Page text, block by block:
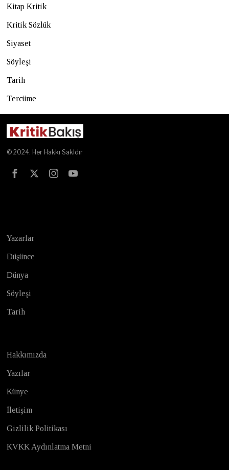
Kitap Kritik
Kritik Sözlük
Siyaset
Söyleşi
Tarih
Tercüme
© 2024. Her Hakkı Sakldır
Yazarlar
Düşünce
Dünya
Söyleşi
Tarih
Hakkımızda
Yazılar
Künye
İletişim
Gizlilik Politikası
KVKK Aydınlatma Metni